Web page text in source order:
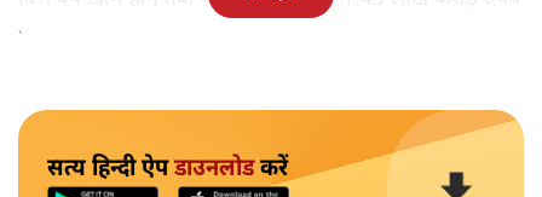
की कमी रह ही गयी।
सत्य हिन्दी ऐपडाउनलोडकरें